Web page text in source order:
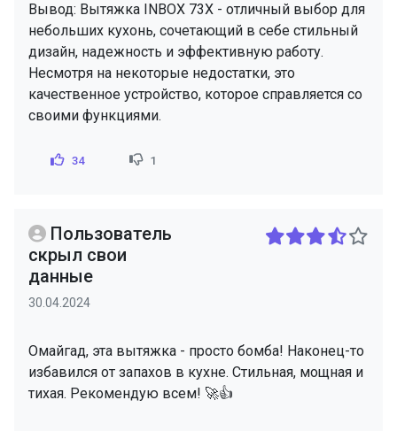
Вывод: Вытяжка INBOX 73X - отличный выбор для
небольших кухонь, сочетающий в себе стильный
дизайн, надежность и эффективную работу.
Несмотря на некоторые недостатки, это
качественное устройство, которое справляется со
своими функциями.
34 1
Пользователь
скрыл свои
данные
30.04.2024
Омайгад, эта вытяжка - просто бомба! Наконец-то
избавился от запахов в кухне. Стильная, мощная и
тихая. Рекомендую всем! 🚀👍